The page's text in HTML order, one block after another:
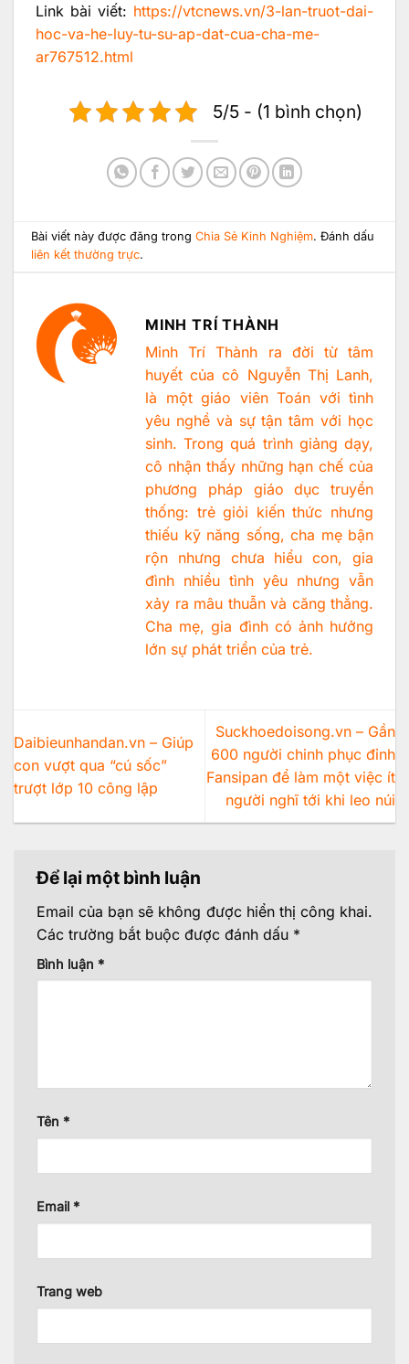
Link bài viết: https://vtcnews.vn/3-lan-truot-dai-
hoc-va-he-luy-tu-su-ap-dat-cua-cha-me-
ar767512.html
5/5 - (1 bình chọn)
Bài viết này được đăng trongChia Sẻ Kinh Nghiệm. Đánh dấu
liên kết thường trực.
MINH TRÍ THÀNH
Minh Trí Thành ra đời từ tâm
huyết của cô Nguyễn Thị Lanh,
là một giáo viên Toán với tình
yêu nghề và sự tận tâm với học
sinh. Trong quá trình giảng dạy,
cô nhận thấy những hạn chế của
phương pháp giáo dục truyền
thống: trẻ giỏi kiến thức nhưng
thiếu kỹ năng sống, cha mẹ bận
rộn nhưng chưa hiểu con, gia
đình nhiều tình yêu nhưng vẫn
xảy ra mâu thuẫn và căng thẳng.
Cha mẹ, gia đình có ảnh hưởng
lớn sự phát triển của trẻ.
Daibieunhandan.vn – Giúp
con vượt qua “cú sốc”
trượt lớp 10 công lập
Suckhoedoisong.vn – Gần
600 người chinh phục đỉnh
Fansipan để làm một việc ít
người nghĩ tới khi leo núi
Để lại một bình luận
Email của bạn sẽ không được hiển thị công khai.
Các trường bắt buộc được đánh dấu *
Bình luận *
Tên *
Email *
Trang web